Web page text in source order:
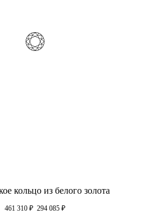
кольцо из белого золота
461 310 ₽ 294 085 ₽